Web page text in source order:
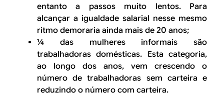
entanto a passos muito lentos. Para
alcançar a igualdade salarial nesse mesmo
ritmo demoraria ainda mais de 20 anos;
¼ das mulheres informais são
trabalhadoras domésticas. Esta categoria,
ao longo dos anos, vem crescendo o
número de trabalhadoras sem carteira e
reduzindo o número com carteira.